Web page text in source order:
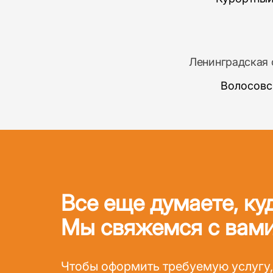
Ленинградская
Все еще думаете,
Мы свяжемся с
Чтобы оформить требуемую